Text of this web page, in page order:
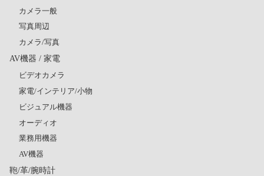
カメラ一般
写真周辺
カメラ/写真
AV機器 / 家電
ビデオカメラ
家電/インテリア/小物
ビジュアル機器
オーディオ
業務用機器
AV機器
鞄/革/腕時計